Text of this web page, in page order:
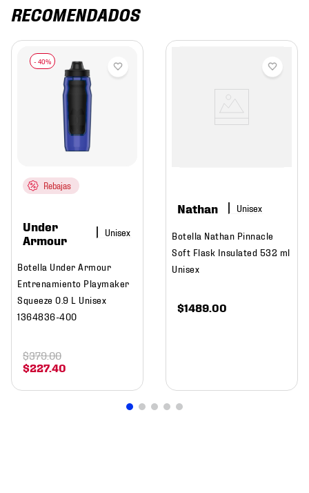
RECOMENDADOS
Rebajas
Under
Armour
Botella Under Armour
Entrenamiento Playmaker
Squeeze 0.9 L Unisex
1364836-400
$227.40
$379.00
Nathan
Botella Nathan Pinnacle
Soft Flask Insulated 532 ml
Unisex
$1489 00